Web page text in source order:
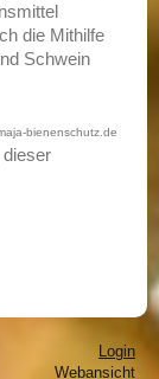
die Mithilfe
Schwein
bienenschutz.de
Login
Webansicht